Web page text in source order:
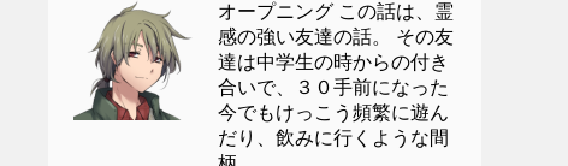
オープニング この話は、霊
感の強い友達の話。 その友
達は中学生の時からの付き
合いで、３０手前になった
今でもけっこう頻繁に遊ん
だり、飲みに行くような間